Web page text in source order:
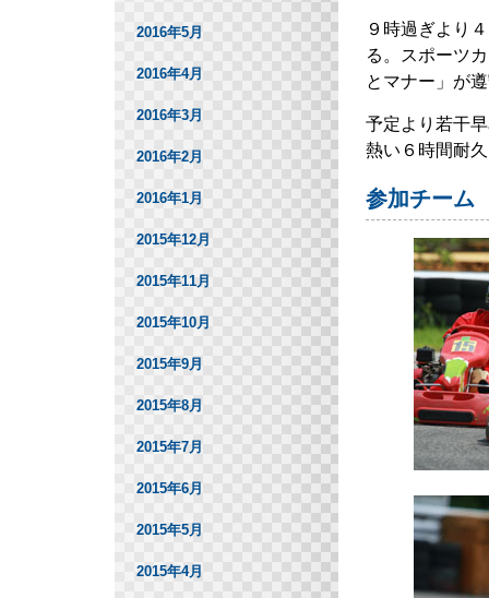
９時過ぎより
る。スポーツ
とマナー」が
予定より若干
熱い６時間耐
参加チーム
2016年5月
2016年4月
2016年3月
2016年2月
2016年1月
2015年12月
2015年11月
2015年10月
2015年9月
2015年8月
2015年7月
2015年6月
2015年5月
2015年4月